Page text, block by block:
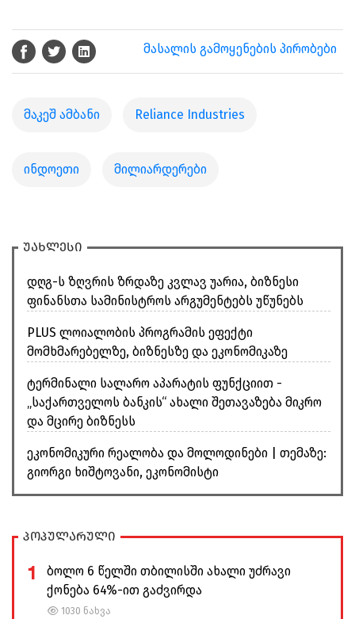
მასალის გამოყენების პირობები
მაკეშ ამბანი Reliance Industries
ინდოეთი მილიარდერები
უახლესი
დღგ-ს ზღვრის ზრდაზე კვლავ უარია, ბიზნესი
ფინანსთა სამინისტროს არგუმენტებს უწუნებს
PLUS ლოიალობის პროგრამის ეფექტი
მომხმარებელზე, ბიზნესზე და ეკონომიკაზე
ტერმინალი სალარო აპარატის ფუნქციით -
„საქართველოს ბანკის“ ახალი შეთავაზება მიკრო
და მცირე ბიზნესს
ეკონომიკური რეალობა და მოლოდინები | თემაზე:
გიორგი ხიშტოვანი, ეკონომისტი
პოპულარული
1
ბოლო 6 წელში თბილისში ახალი უძრავი
ქონება 64%-ით გაძვირდა
1030 ნახვა